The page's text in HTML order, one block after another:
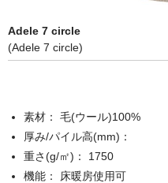
Adele 7 circle
(Adele 7 circle)
素材： 毛(ウール)100%
厚み/パイル高(mm)：
重さ(g/㎡)： 1750
機能： 床暖房使用可